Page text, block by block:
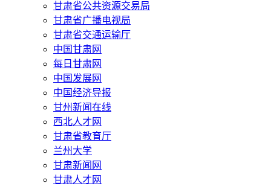
甘肃省公共资源交易局
甘肃省广播电视局
甘肃省交通运输厅
中国甘肃网
每日甘肃网
中国发展网
中国经济导报
甘州新闻在线
西北人才网
甘肃省教育厅
兰州大学
甘肃新闻网
甘肃人才网